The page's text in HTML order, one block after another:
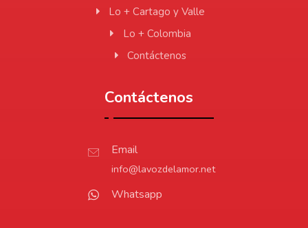
Lo + Cartago y Valle
Lo + Colombia
Contáctenos
Contáctenos
Email
info@lavozdelamor.net
Whatsapp